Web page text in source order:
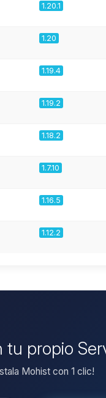
1.20.1
1.20
1.19.4
1.19.2
1.18.2
1.7.10
1.16.5
1.12.2
propio
Mohist con 1 clic!